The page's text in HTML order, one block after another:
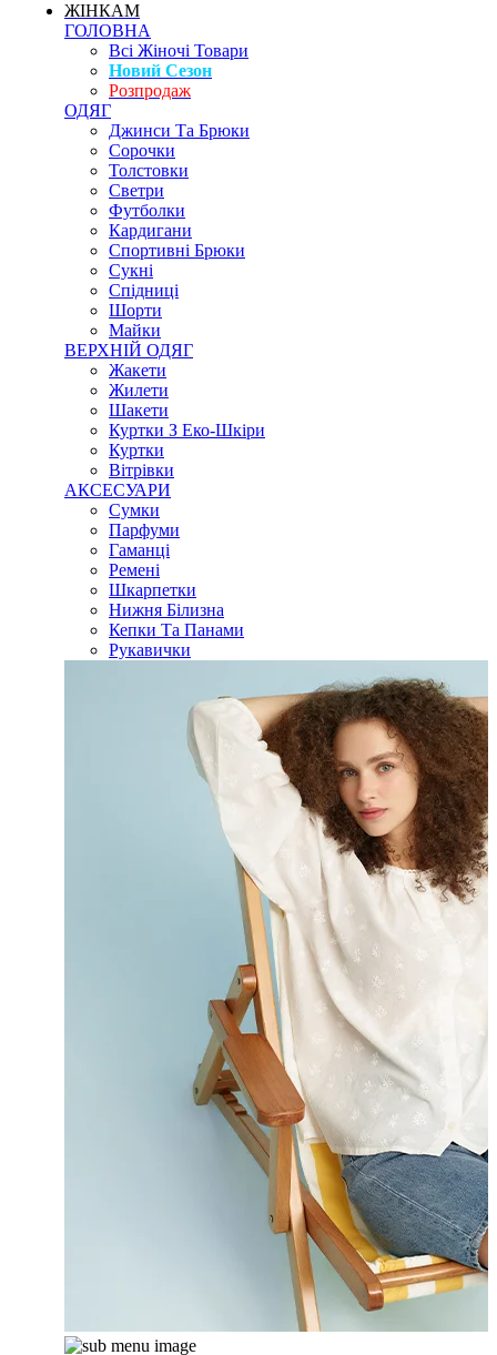
ЖІНКАМ
ГОЛОВНА
Всі Жіночі Товари
Новий Сезон
Розпродаж
ОДЯГ
Джинси Та Брюки
Сорочки
Толстовки
Светри
Футболки
Кардигани
Спортивні Брюки
Сукні
Спідниці
Шорти
Майки
ВЕРХНІЙ ОДЯГ
Жакети
Жилети
Шакети
Куртки З Еко-Шкіри
Куртки
Вітрівки
АКСЕСУАРИ
Сумки
Парфуми
Гаманці
Ремені
Шкарпетки
Нижня Білизна
Кепки Та Панами
Рукавички